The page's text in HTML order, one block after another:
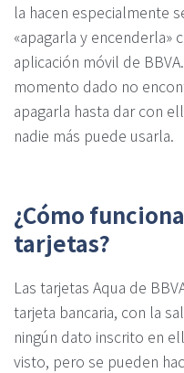
la hacen especialmente
«apagarla y encenderla»
aplicación móvil de
momento dado no
apagarla hasta dar con
nadie más puede usarla.
¿Cómo
tarjetas?
Las tarjetas Aqua de
tarjeta bancaria, con la
ningún dato inscrito en
visto, pero se pueden